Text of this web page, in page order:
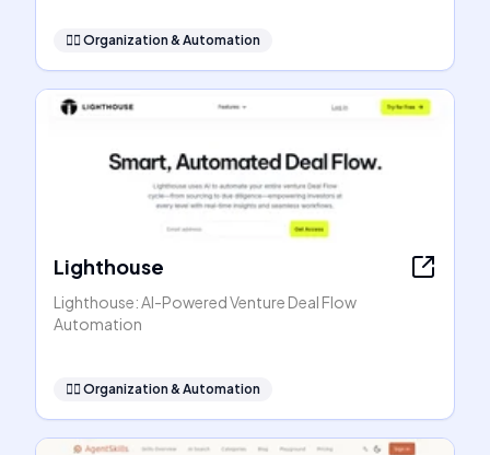
🧞‍♂️ Organization & Automation
Lighthouse
Lighthouse: AI-Powered Venture Deal Flow
Automation
🧞‍♂️ Organization & Automation